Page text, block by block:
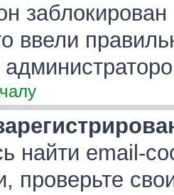
ввели
найти email-
проверьте